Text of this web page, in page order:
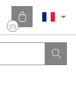

(0)
